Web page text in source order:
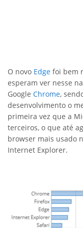
O novo Edge foi bem
esperam ver nesse
Google Chrome,
desenvolvimento o
primeira vez que a
terceiros, o que até
browser mais usado
Internet Explorer.